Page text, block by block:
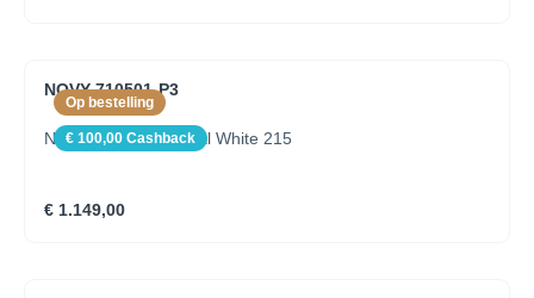
Op bestelling
€ 100,00 Cashback
NOVY 710501-P3
Novy Pendant Mineral White 215
€ 1.149,00